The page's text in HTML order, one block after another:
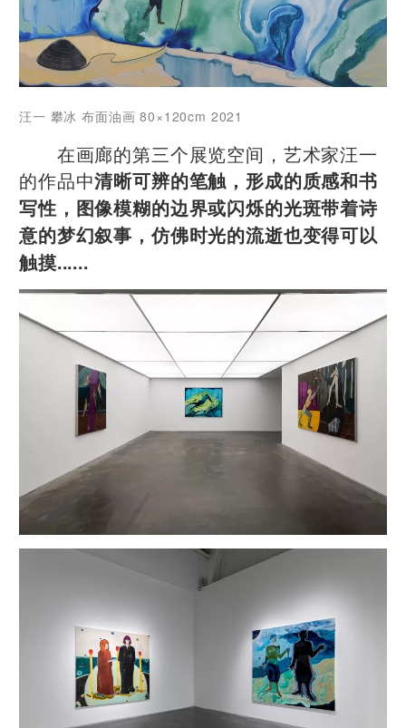
汪一 攀冰 布面油画 80×120cm 2021
在画廊的第三个展览空间，艺术家汪一
的作品中清晰可辨的笔触，形成的质感和书
写性，图像模糊的边界或闪烁的光斑带着诗
意的梦幻叙事，仿佛时光的流逝也变得可以
触摸......